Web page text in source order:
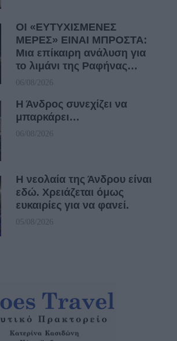
ΟΙ «ΕΥΤΥΧΙΣΜΕΝΕΣ
ΜΕΡΕΣ» ΕΙΝΑΙ ΜΠΡΟΣΤΑ:
Μια επίκαιρη ανάλυση για
το λιμάνι της Ραφήνας…
06/08/2026
Η Άνδρος συνεχίζει να
μπαρκάρει…
06/08/2026
Η νεολαία της Άνδρου είναι
εδώ. Χρειάζεται όμως
ευκαιρίες για να φανεί.
05/08/2026